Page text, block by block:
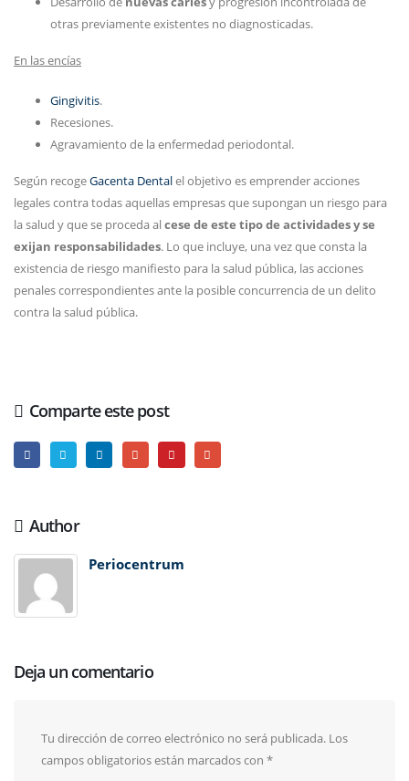
otras previamente existentes no diagnosticadas.
En las encías
Gingivitis.
Recesiones.
Agravamiento de la enfermedad periodontal.
Según recogeGacenta Dentalel objetivo es emprender acciones
legales contra todas aquellas empresas que supongan un riesgo para
la salud y que se proceda alcese de este tipo de actividades y se
exijan responsabilidades. Lo que incluye, una vez que consta la
existencia de riesgo manifiesto para la salud pública, las acciones
penales correspondientes ante la posible concurrencia de un delito
contra la salud pública.
Comparte este post
Author
Periocentrum
Deja un comentario
Tu dirección de correo electrónico no será publicada. Los
campos obligatorios están marcados con *